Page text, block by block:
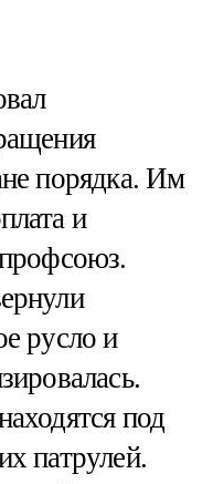
порядка. Им
и
русло и
под
патрулей.